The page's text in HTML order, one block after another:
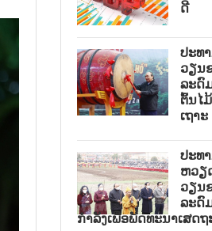
ດີ
ປະທ
ວຽນ
ລະດົ
ຕົ້ນໄ
ເຖາະ
ປະທ
ຫວຽ
ວຽນ
ລະດົ
ກຳລັງເພື່ອພັດທະນາເສດ